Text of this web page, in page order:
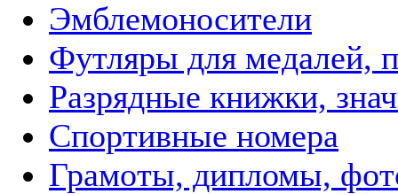
Эмблемоносители
Футляры для медалей,
Разрядные книжки,
Спортивные номера
Грамоты, дипломы,